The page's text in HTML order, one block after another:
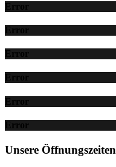
Error
Error
Error
Error
Error
Error
Unsere Öffnungszeiten